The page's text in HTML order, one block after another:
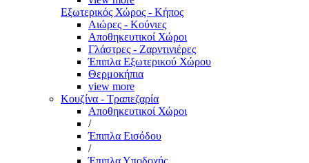
Εξωτερικός Χώρος - Κήπος
Αιώρες - Κούνιες
Αποθηκευτικοί Χώροι
Γλάστρες - Ζαρντινιέρες
Έπιπλα Εξωτερικού Χώρου
Θερμοκήπια
view more
Κουζίνα - Τραπεζαρία
Αποθηκευτικοί Χώροι
/
Έπιπλα Εισόδου
/
Έπιπλα Υποδοχής